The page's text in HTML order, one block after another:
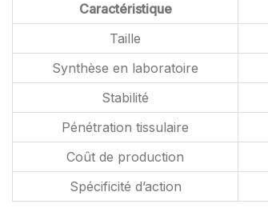
Caractéristique
Taille
Synthèse en laboratoire
Stabilité
Pénétration tissulaire
Coût de production
Spécificité d’action